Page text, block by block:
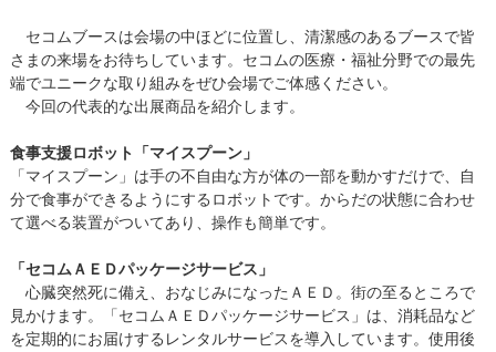
セコムブースは会場の中ほどに位置し、清潔感のあるブースで皆
さまの来場をお待ちしています。セコムの医療・福祉分野での最先
端でユニークな取り組みをぜひ会場でご体感ください。
今回の代表的な出展商品を紹介します。
食事支援ロボット「マイスプーン」
「マイスプーン」は手の不自由な方が体の一部を動かすだけで、自
分で食事ができるようにするロボットです。からだの状態に合わせ
て選べる装置がついてあり、操作も簡単です。
「セコムＡＥＤパッケージサービス」
心臓突然死に備え、おなじみになったＡＥＤ。街の至るところで
見かけます。「セコムＡＥＤパッケージサービス」は、消耗品など
を定期的にお届けするレンタルサービスを導入しています。使用後